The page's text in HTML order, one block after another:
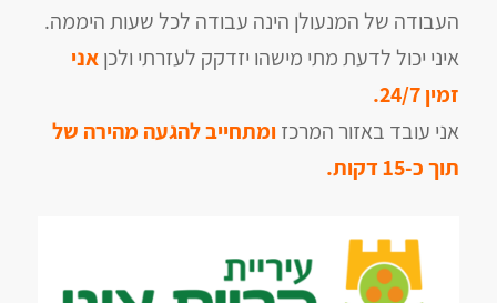
העבודה של המנעולן הינה עבודה לכל שעות היממה.
איני יכול לדעת מתי מישהו יזדקק לעזרתי ולכןאני
זמין 24/7.
אני עובד באזור המרכזומתחייב להגעה מהירה של
תוך כ-15 דקות.